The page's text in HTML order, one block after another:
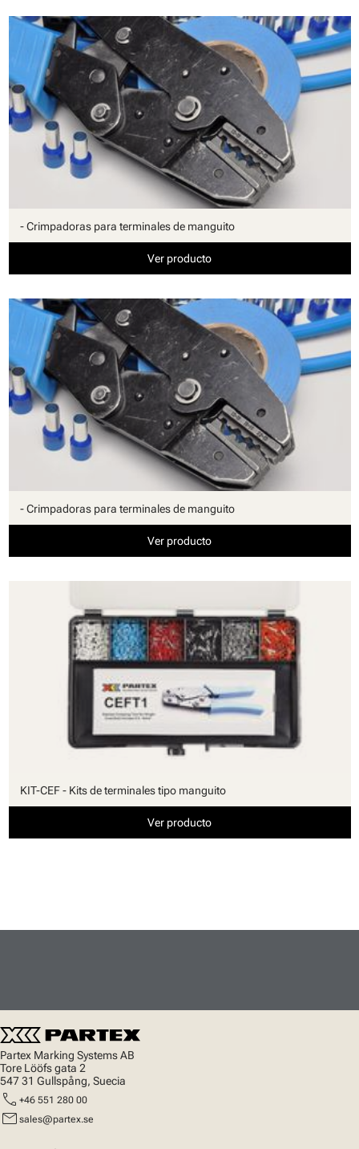
- Crimpadoras para terminales de manguito
Ver producto
- Crimpadoras para terminales de manguito
Ver producto
KIT-CEF - Kits de terminales tipo manguito
Ver producto
Partex Marking Systems AB
Tore Lööfs gata 2
547 31 Gullspång, Suecia
call +46 551 280 00
mail sales@partex.se